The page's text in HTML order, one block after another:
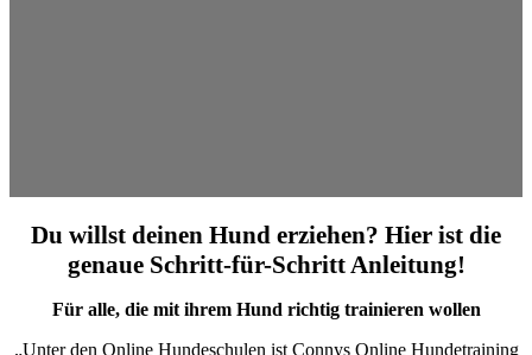
Du willst deinen Hund erziehen? Hier ist die
genaue Schritt-für-Schritt Anleitung!
Für alle, die mit ihrem Hund richtig trainieren wollen
„Unter den Online Hundeschulen ist Connys Online Hundetraining